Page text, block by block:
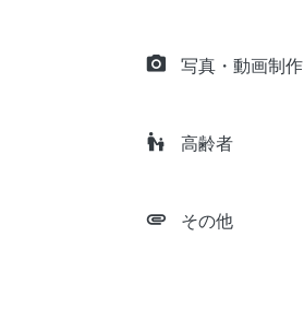
camera_alt 写真・動画制作
escalator_warning 高齢者
attachment その他